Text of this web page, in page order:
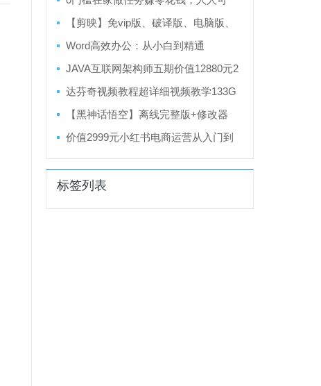
做，一天50+
【剪映】免vip版、破译版、电脑版、
手机版，应有尽有
Word高效办公：从小白到精通
JAVA互联网架构师五期价值12880元2
022年重磅首发无秘包更新
达芬奇视频教程超详细视频教学133G
【黑神话悟空】离线完整版+修改器
价值2999元小红书电商运营从入门到
标签列表